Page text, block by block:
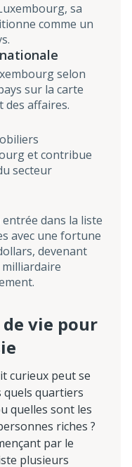
sa
comme un
selon
sur la carte
des affaires.
et contribue
secteur
entrée dans la liste
avec une fortune
devenant
vie pour
curieux peut se
quels quartiers
quelles sont les
riches ?
par le
plusieurs